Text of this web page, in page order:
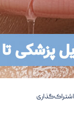
اشتراک‌گذاری